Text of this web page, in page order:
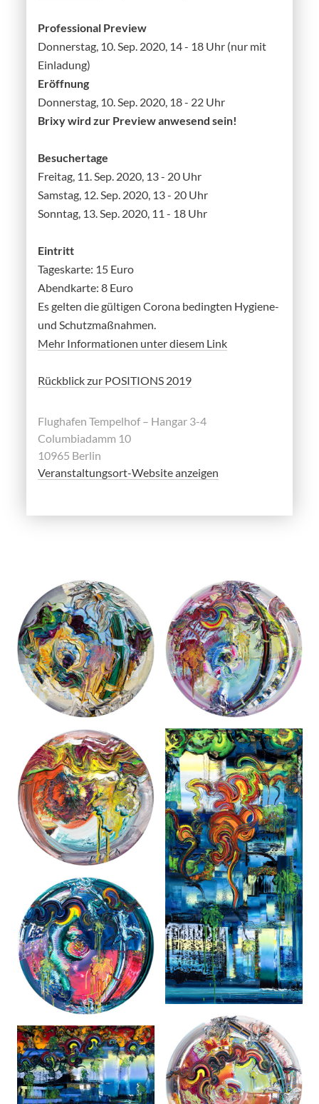
Professional Preview
Donnerstag, 10. Sep. 2020, 14 - 18 Uhr (nur mit
Einladung)
Eröffnung
Donnerstag, 10. Sep. 2020, 18 - 22 Uhr
Brixy wird zur Preview anwesend sein!
Besuchertage
Freitag, 11. Sep. 2020, 13 - 20 Uhr
Samstag, 12. Sep. 2020, 13 - 20 Uhr
Sonntag, 13. Sep. 2020, 11 - 18 Uhr
Eintritt
Tageskarte: 15 Euro
Abendkarte: 8 Euro
Es gelten die gültigen Corona bedingten Hygiene-
und Schutzmaßnahmen.
Mehr Informationen unter diesem Link
Rückblick zur POSITIONS 2019
Flughafen Tempelhof – Hangar 3-4
Columbiadamm 10
10965 Berlin
Veranstaltungsort-Website anzeigen